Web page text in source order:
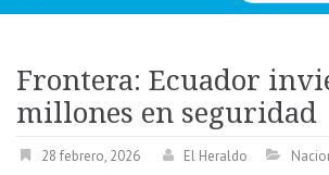
Frontera: Ecuador
millones en seguridad
28 febrero, 2026 El Heraldo